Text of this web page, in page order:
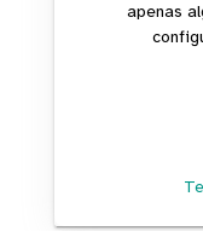
apenas